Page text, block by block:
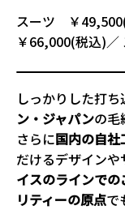
スーツ ￥
￥66,000(税込)
しっかりした打ち
ン・ジャパンの毛
さらに国内の自
だけるデザインや
イスのラインで
リティーの原点で